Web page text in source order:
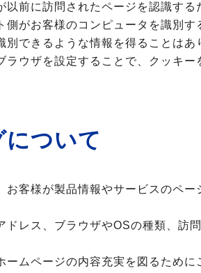
以前に訪問されたページを認識する
側がお客様のコンピュータを識別
別できるような情報を得ることはあ
ラウザを設定することで、クッキ
ついて
お客様が製品情報やサービスのペ
ドレス、ブラウザやOSの種類、訪
ームページの内容充実を図るため